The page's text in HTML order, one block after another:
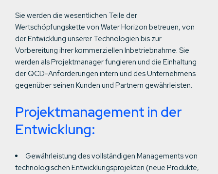
Sie werden die wesentlichen Teile der
Wertschöpfungskette von Water Horizon betreuen, von
der Entwicklung unserer Technologien bis zur
Vorbereitung ihrer kommerziellen Inbetriebnahme. Sie
werden als Projektmanager fungieren und die Einhaltung
der QCD-Anforderungen intern und des Unternehmens
gegenüber seinen Kunden und Partnern gewährleisten.
Projektmanagement in der
Entwicklung:
Gewährleistung des vollständigen Managements von
technologischen Entwicklungsprojekten (neue Produkte,